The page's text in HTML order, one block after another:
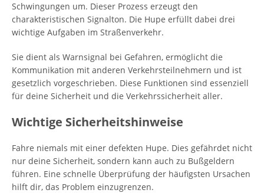
Schwingungen um. Dieser Prozess erzeugt den
charakteristischen Signalton. Die Hupe erfüllt dabei drei
wichtige Aufgaben im Straßenverkehr.
Sie dient als Warnsignal bei Gefahren, ermöglicht die
Kommunikation mit anderen Verkehrsteilnehmern und ist
gesetzlich vorgeschrieben. Diese Funktionen sind essenziell
für deine Sicherheit und die Verkehrssicherheit aller.
Wichtige Sicherheitshinweise
Fahre niemals mit einer defekten Hupe. Dies gefährdet nicht
nur deine Sicherheit, sondern kann auch zu Bußgeldern
führen. Eine schnelle Überprüfung der häufigsten Ursachen
hilft dir, das Problem einzugrenzen.